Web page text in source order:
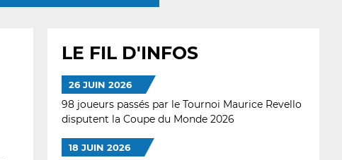
LE FIL D'INFOS
26 JUIN 2026
98 joueurs passés par le Tournoi Maurice Revello
disputent la Coupe du Monde 2026
18 JUIN 2026